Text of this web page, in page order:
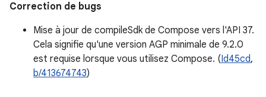
Correction de bugs
Mise à jour de compileSdk de Compose vers l'API 37.
Cela signifie qu'une version AGP minimale de 9.2.0
est requise lorsque vous utilisez Compose. (Id45cd,
b/413674743)